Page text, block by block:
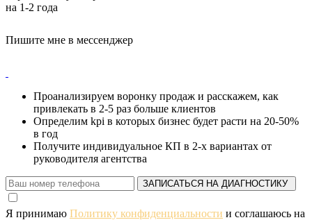
на 1-2 года
Пишите мне в мессенджер
Проанализируем воронку продаж и расскажем, как
привлекать в 2-5 раз больше клиентов
Определим kpi в которых бизнес будет расти на 20-50%
в год
Получите индивидуальное КП в 2-х вариантах от
руководителя агентства
ЗАПИСАТЬСЯ НА ДИАГНОСТИКУ
Я принимаю Политику конфиденциальности и соглашаюсь на